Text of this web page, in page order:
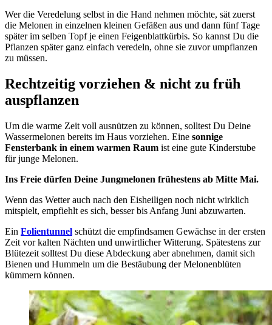
Wer die Veredelung selbst in die Hand nehmen möchte, sät zuerst
die Melonen in einzelnen kleinen Gefäßen aus und dann fünf Tage
später im selben Topf je einen Feigenblattkürbis. So kannst Du die
Pflanzen später ganz einfach veredeln, ohne sie zuvor umpflanzen
zu müssen.
Rechtzeitig vorziehen & nicht zu früh
auspflanzen
Um die warme Zeit voll ausnützen zu können, solltest Du Deine
Wassermelonen bereits im Haus vorziehen. Eine sonnige
Fensterbank in einem warmen Raum ist eine gute Kinderstube
für junge Melonen.
Ins Freie dürfen Deine Jungmelonen frühestens ab Mitte Mai.
Wenn das Wetter auch nach den Eisheiligen noch nicht wirklich
mitspielt, empfiehlt es sich, besser bis Anfang Juni abzuwarten.
Ein Folientunnel schützt die empfindsamen Gewächse in der ersten
Zeit vor kalten Nächten und unwirtlicher Witterung. Spätestens zur
Blütezeit solltest Du diese Abdeckung aber abnehmen, damit sich
Bienen und Hummeln um die Bestäubung der Melonenblüten
kümmern können.